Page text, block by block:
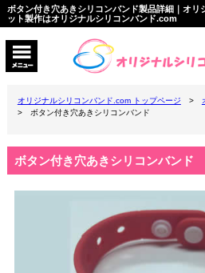
ボタン付き穴あきシリコンバンド製品詳細｜オリ
ット製作はオリジナルシリコンバンド.com
オリジナルシリコンバンド.com トップページ >
> ボタン付き穴あきシリコンバンド
ボタン付き穴あきシリコンバンド